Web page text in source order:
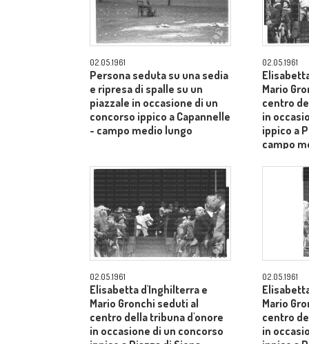
02.05.1961
Persona seduta su una sedia
e ripresa di spalle su un
piazzale in occasione di un
concorso ippico a Capannelle
- campo medio lungo
02.05.1961
Mario
centro
in
ippico a
campo
02.05.1961
Elisabetta d'Inghilterra e
Mario Gronchi seduti al
centro della tribuna d'onore
in occasione di un concorso
02.05.1961
Mario
centro
in